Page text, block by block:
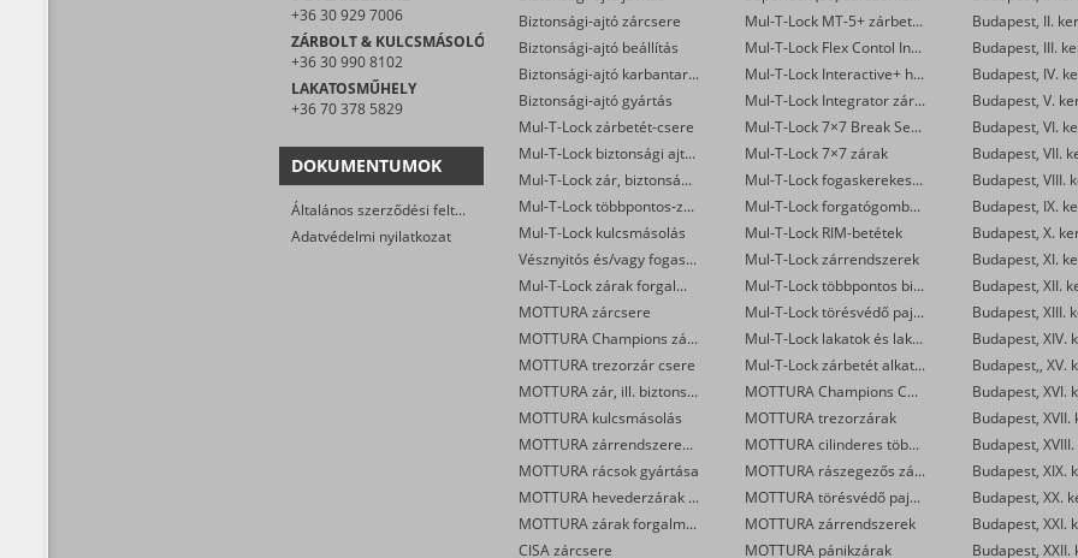
+36 30 929 7006
ZÁRBOLT & KULCSMÁSOLÓ
+36 30 990 8102
LAKATOSMŰHELY
+36 70 378 5829
DOKUMENTUMOK
Általános szerződési feltételek
Adatvédelmi nyilatkozat
Biztonsági-ajtó zárcsere
Biztonsági-ajtó beállítás
Biztonsági-ajtó karbantartás
Biztonsági-ajtó gyártás
Mul-T-Lock zárbetét-csere
Mul-T-Lock biztonsági ajtó szervizelése
Mul-T-Lock zár, biztonsági ajtó nyitása
Mul-T-Lock többpontos-zár csere
Mul-T-Lock kulcsmásolás
Vésznyitós és/vagy fogaskerekes Mul-T-Lock zárak készítése
Mul-T-Lock zárak forgalmazása
MOTTURA zárcsere
MOTTURA Champions zárbetét-csere
MOTTURA trezorzár csere
MOTTURA zár, ill. biztonsági ajtó nyitása
MOTTURA kulcsmásolás
MOTTURA zárrendszerek gyártása
MOTTURA rácsok gyártása
MOTTURA hevederzárak és egyéb zárak szerelése
MOTTURA zárak forgalmazása
CISA zárcsere
Mul-T-Lock MT-5+ zárbetétek
Mul-T-Lock Flex Contol Interactive+ zárbetétek
Mul-T-Lock Interactive+ hengerzár-betétek
Mul-T-Lock Integrator zárbetétek
Mul-T-Lock 7×7 Break Secure hengerzárbetétek
Mul-T-Lock 7×7 zárak
Mul-T-Lock fogaskerekes zárbetétek
Mul-T-Lock forgatógombos zárbetétek
Mul-T-Lock RIM-betétek
Mul-T-Lock zárrendszerek
Mul-T-Lock többpontos biztonsági ajtó zár
Mul-T-Lock törésvédő pajzsok
Mul-T-Lock lakatok és lakatpántok
Mul-T-Lock zárbetét alkatrészek
MOTTURA Champions C28/29 zárbetétek
MOTTURA trezorzárak
MOTTURA cilinderes többpontos zárak
MOTTURA rászegezős zárak
MOTTURA törésvédő pajzsok
MOTTURA zárrendszerek
MOTTURA pánikzárak
Budapest, II.
Budapest, III.
Budapest, IV.
Budapest, V.
Budapest, VI.
Budapest, VII.
Budapest, VIII.
Budapest, IX.
Budapest, X.
Budapest, XI.
Budapest, XII.
Budapest, XIII.
Budapest, XIV.
Budapest,, XV.
Budapest, XVI.
Budapest, XVII.
Budapest,
Budapest, XIX.
Budapest, XX.
Budapest, XXI.
Budapest, XXII.